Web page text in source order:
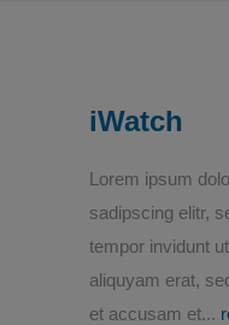
iWatch
Lorem ipsum
sadipscing elitr,
tempor invidunt
aliquyam erat,
et accusam et...